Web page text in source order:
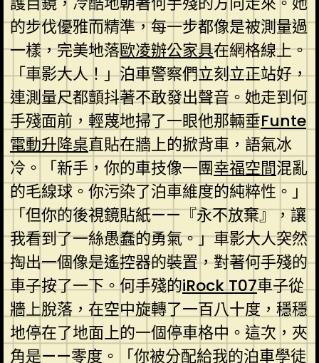
的步伐優雅而精準，每一步都像是被測量過
一樣，完美地落歐凌辦公家具在網格線上。
「車影大人！」泊車警察們立刻立正站好，
連測量尺都顫抖著不敢發出聲音。她走到何
手殘面前，輕蔑地掃了一眼他那輛垂Funte
電動升降桌直貼在牆上的掀背車，語氣冰
冷。「新手，你的車技像一團幸福空間混亂
的毛線球。你污染了泊車維度的純粹性。」
「但你的後視鏡貼紙——『永不放棄』，讓
我看到了一絲愚蠢的勇氣。」車影大人突然
掏出一個像是遙控器的裝置，對著何手殘的
車子按了一下。何手殘的iRock T07車子從
牆上脫落，在空中旋轉了一百八十度，穩穩
地停在了地面上的一個停車格中。這次，夾
角是——零度。「你被分配給我的泊車學徒